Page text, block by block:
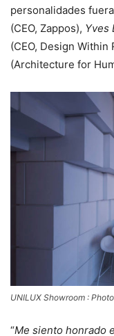
personalidades
(CEO, Zappos), Yves
(CEO, Design Within
(Architecture for
UNILUX Showroom :
“Me siento honrado